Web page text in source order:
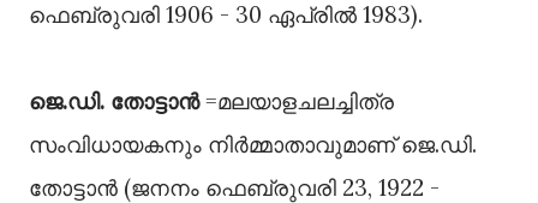
ഫെബ്രുവരി 1906 - 30 ഏപ്രിൽ 1983).
ജെ.ഡി. തോട്ടാൻ=മലയാളചലച്ചിത്ര
സംവിധായകനും നിർമ്മാതാവുമാണ് ജെ.ഡി.
തോട്ടാൻ (ജനനം ഫെബ്രുവരി 23, 1922 -